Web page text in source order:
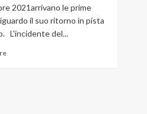
2021arrivano le prime
il suo ritorno in pista
L'incidente del...